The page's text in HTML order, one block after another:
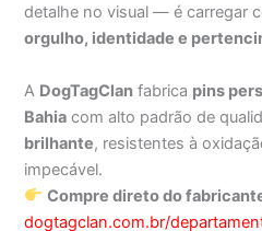
detalhe no visual — é carregar
orgulho, identidade e
A DogTagClan fabrica pins
Bahia com alto padrão de
brilhante, resistentes à
impecável.
Compre direto do
dogtagclan.com.br/